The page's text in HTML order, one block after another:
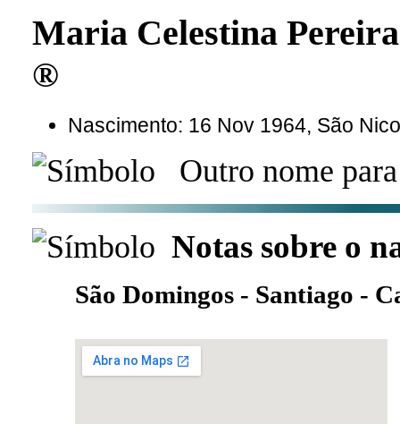
Maria Celestina
®
Nascimento: 16 Nov 1964, São
Outro nome
Notas sobre o
São Domingos - Santiago -